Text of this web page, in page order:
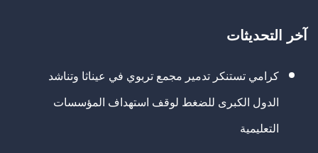
آخر التحديثات
كرامي تستنكر تدمير مجمع تربوي في عيناثا وتناشد
الدول الكبرى للضغط لوقف استهداف المؤسسات
التعليمية